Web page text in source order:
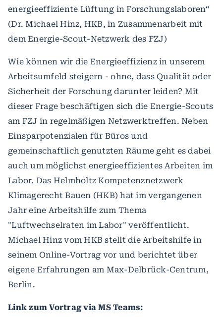
energieeffiziente Lüftung in Forschungslaboren“
(Dr. Michael Hinz, HKB, in Zusammenarbeit mit
dem Energie-Scout-Netzwerk des FZJ)
Wie können wir die Energieeffizienz in unserem
Arbeitsumfeld steigern - ohne, dass Qualität oder
Sicherheit der Forschung darunter leiden? Mit
dieser Frage beschäftigen sich die Energie-Scouts
am FZJ in regelmäßigen Netzwerktreffen. Neben
Einsparpotenzialen für Büros und
gemeinschaftlich genutzten Räume geht es dabei
auch um möglichst energieeffizientes Arbeiten im
Labor. Das Helmholtz Kompetenznetzwerk
Klimagerecht Bauen (HKB) hat im vergangenen
Jahr eine Arbeitshilfe zum Thema
"Luftwechselraten im Labor" veröffentlicht.
Michael Hinz vom HKB stellt die Arbeitshilfe in
seinem Online-Vortrag vor und berichtet über
eigene Erfahrungen am Max-Delbrück-Centrum,
Berlin.
Link zum Vortrag via MS Teams: